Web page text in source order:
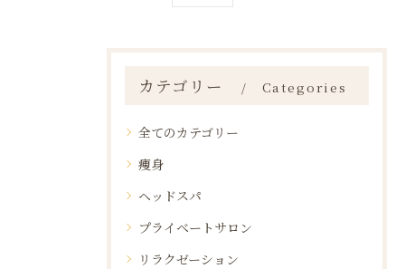
カテゴリー Categories
全てのカテゴリー
痩身
ヘッドスパ
プライベートサロン
リラクゼーション